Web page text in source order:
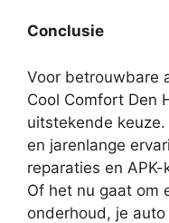
Conclusie
Voor betrouwbare
Cool Comfort Den
uitstekende
en jarenlange
reparaties en
Of het nu gaat om
onderhoud, je